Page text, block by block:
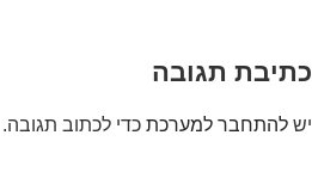
כתיבת תגובה
יש להתחבר למערכת כדי לכתוב תגובה.